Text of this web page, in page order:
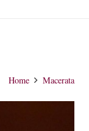
Home Macerata